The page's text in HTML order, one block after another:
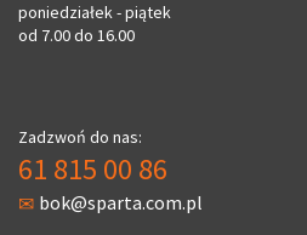
poniedziałek - piątek
od 7.00 do 16.00
Zadzwoń do nas:
61 815 00 86
bok@sparta.com.pl